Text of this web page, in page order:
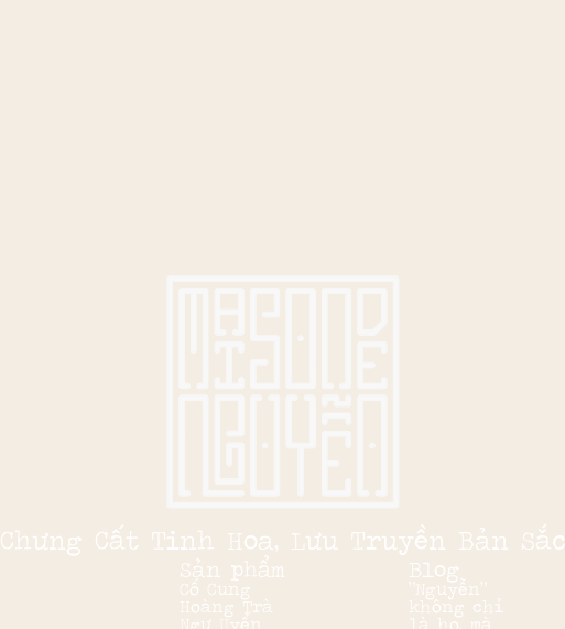
Chưng Cất Tinh Hoa, Lưu Truyền Bản Sắc
Sản phẩm
Cố Cung
Hoàng Trà
Ngự Uyển
Blog
“Nguyễn”
không chỉ
là họ, mà